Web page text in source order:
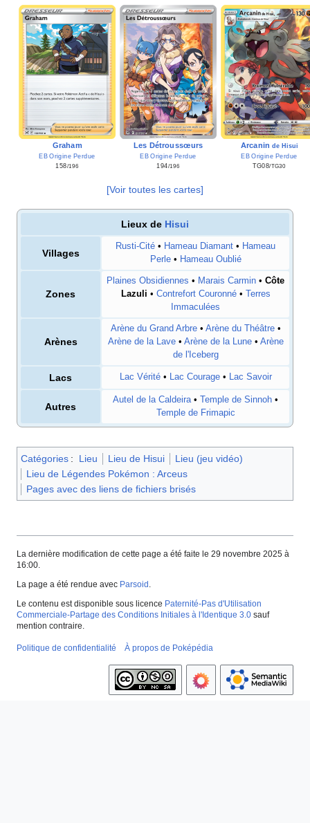
Graham
EB Origine Perdue
158/196
Les Détroussœurs
EB Origine Perdue
194/196
Arcaninde Hisui
EB Origine Perdue
TG08/TG30
[Voir toutes les cartes]
Lieux de Hisui
Villages
Rusti-Cité • Hameau Diamant • Hameau
Perle• Hameau Oublié
Zones
Plaines Obsidiennes • Marais Carmin • Côte
Lazuli • Contrefort Couronné• Terres
Immaculées
Arènes
Arène du Grand Arbre• Arène du Théâtre•
Arène de la Lave• Arène de la Lune• Arène
de l'Iceberg
Lacs Lac Vérité• Lac Courage• Lac Savoir
Autres
Autel de la Caldeira• Temple de Sinnoh •
Temple de Frimapic
Catégories : Lieu Lieu de Hisui
Lieu (jeu vidéo)
Lieu de Légendes Pokémon : Arceus
Pages avec des liens de fichiers brisés
La dernière modification de cette page a été faite le 29 novembre 2025 à
16:00.
La page a été rendue avec Parsoid.
Le contenu est disponible sous licence Paternité-Pas d'Utilisation
Commerciale-Partage des Conditions Initiales à l'Identique 3.0 sauf
mention contraire.
Politique de confidentialité À propos de Poképédia